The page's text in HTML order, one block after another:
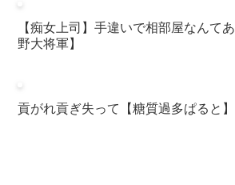
【痴女上司】手違いで相部屋なんて
野大将軍】
貢がれ貢ぎ失って【糖質過多ぱると】